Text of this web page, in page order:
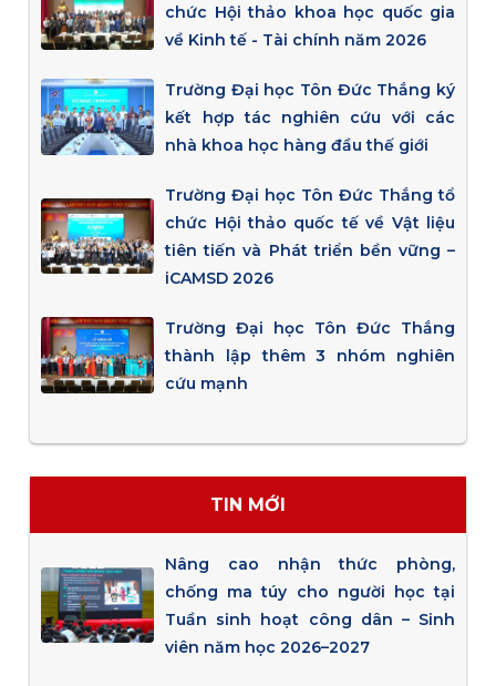
chức Hội thảo khoa học quốc gia
về Kinh tế - Tài chính năm 2026
Trường Đại học Tôn Đức Thắng ký
kết hợp tác nghiên cứu với các
nhà khoa học hàng đầu thế giới
Trường Đại học Tôn Đức Thắng tổ
chức Hội thảo quốc tế về Vật liệu
tiên tiến và Phát triển bền vững –
iCAMSD 2026
Trường Đại học Tôn Đức Thắng
thành lập thêm 3 nhóm nghiên
cứu mạnh
TIN MỚI
Nâng cao nhận thức phòng,
chống ma túy cho người học tại
Tuần sinh hoạt công dân – Sinh
viên năm học 2026–2027